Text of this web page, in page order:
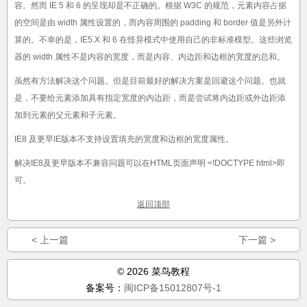
容。然而 IE 5 和 6 的呈现却是不正确的。根据 W3C 的规范，元素内容占据
的空间是由 width 属性设置的，而内容周围的 padding 和 border 值是另外计
算的。不幸的是，IE5.X 和 6 在怪异模式中使用自己的非标准模型。这些浏览
器的 width 属性不是内容的宽度，而是内容、内边距和边框的宽度的总和。
虽然有方法解决这个问题。但是目前最好的解决方案是回避这个问题。也就
是，不要给元素添加具有指定宽度的内边距，而是尝试将内边距或外边距添
加到元素的父元素和子元素。
IE8 及更早IE版本不支持设置填充的宽度和边框的宽度属性。
解决IE8及更早版本不兼容问题可以在HTML页面声明 <!DOCTYPE html>即
可。
返回顶部
< 上一篇 下一篇 >
© 2026 菜鸟教程
备案号： 闽ICP备15012807号-1